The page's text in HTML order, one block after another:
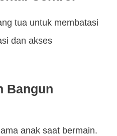
tua untuk membatasi
dan akses
Bangun
anak saat bermain.